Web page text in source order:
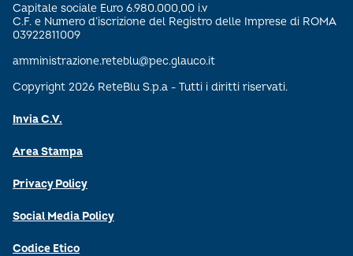
Capitale sociale Euro 6.980.000,00 i.v
C.F. e Numero d’iscrizione del Registro delle Imprese di ROMA
03922811009
amministrazione.reteblu@pec.glauco.it
Copyright 2026 ReteBlu S.p.a - Tutti i diritti riservati.
Invia C.V.
Area Stampa
Privacy Policy
Social Media Policy
Codice Etico